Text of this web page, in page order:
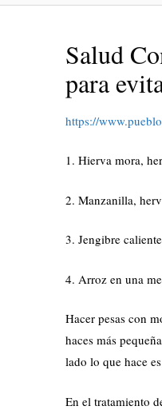
Salud
para
https://
1. Hierva mora,
2. Manzanilla,
3. Jengibre
4. Arroz en una
Hacer pesas con
haces más
lado lo que hace
En el tratamiento